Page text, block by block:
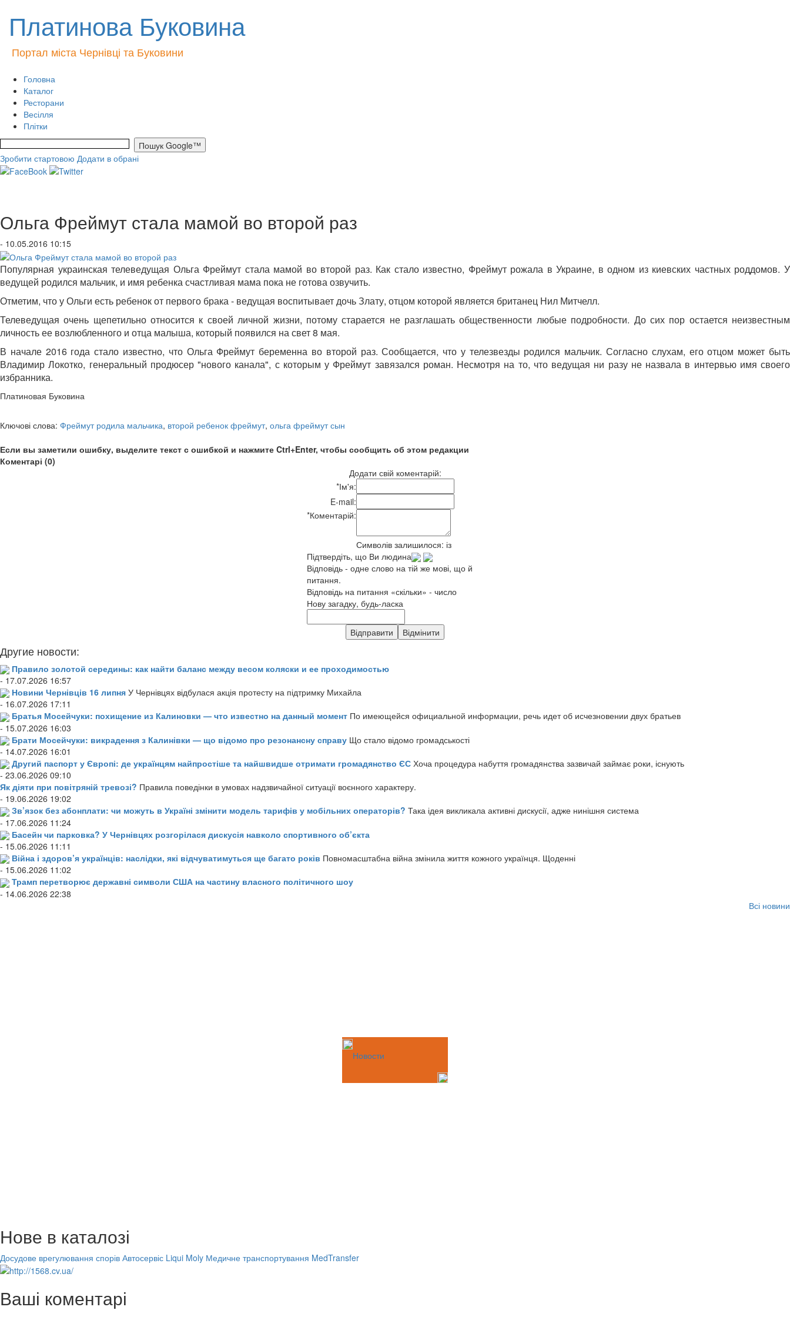
Платинова Буковина
Портал міста Чернівці та Буковини
Головна
Каталог
Ресторани
Весілля
Плітки
Зробити стартовою Додати в обрані
Ольга Фреймут стала мамой во второй раз
- 10.05.2016 10:15
Популярная украинская телеведущая Ольга Фреймут стала мамой во второй раз. Как стало известно, Фреймут рожала в Украине, в одном из киевских частных роддомов. У
ведущей родился мальчик, и имя ребенка счастливая мама пока не готова озвучить.
Отметим, что у Ольги есть ребенок от первого брака - ведущая воспитывает дочь Злату, отцом которой является британец Нил Митчелл.
Телеведущая очень щепетильно относится к своей личной жизни, потому старается не разглашать общественности любые подробности. До сих пор остается неизвестным
личность ее возлюбленного и отца малыша, который появился на свет 8 мая.
В начале 2016 года стало известно, что Ольга Фреймут беременна во второй раз. Сообщается, что у телезвезды родился мальчик. Согласно слухам, его отцом может быть
Владимир Локотко, генеральный продюсер "нового канала", с которым у Фреймут завязался роман. Несмотря на то, что ведущая ни разу не назвала в интервью имя своего
избранника.
Платиновая Буковина
Ключові слова: Фреймут родила мальчика, второй ребенок фреймут, ольга фреймут сын
Если вы заметили ошибку, выделите текст с ошибкой и нажмите Ctrl+Enter, чтобы сообщить об этом редакции
Коментарі (0)
Додати свій коментарій:
*Ім'я:
E-mail:
*Коментарій:
Символів залишилося: із
Підтвердіть, що Ви людина
Відповідь - одне слово на тій же мові, що й
питання.
Відповідь на питання «скільки» - число
Нову загадку, будь-ласка
Другие новости:
Правило золотой середины: как найти баланс между весом коляски и ее проходимостью
- 17.07.2026 16:57
Новини Чернівців 16 липня У Чернівцях відбулася акція протесту на підтримку Михайла
- 16.07.2026 17:11
Братья Мосейчуки: похищение из Калиновки — что известно на данный момент По имеющейся официальной информации, речь идет об исчезновении двух братьев
- 15.07.2026 16:03
Брати Мосейчуки: викрадення з Калинівки — що відомо про резонансну справу Що стало відомо громадськості
- 14.07.2026 16:01
Другий паспорт у Європі: де українцям найпростіше та найшвидше отримати громадянство ЄС Хоча процедура набуття громадянства зазвичай займає роки, існують
- 23.06.2026 09:10
Як діяти при повітряній тревозі? Правила поведінки в умовах надзвичайної ситуації воєнного характеру.
- 19.06.2026 19:02
Зв’язок без абонплати: чи можуть в Україні змінити модель тарифів у мобільних операторів? Така ідея викликала активні дискусії, адже нинішня система
- 17.06.2026 11:24
Басейн чи парковка? У Чернівцях розгорілася дискусія навколо спортивного об’єкта
- 15.06.2026 11:11
Війна і здоров’я українців: наслідки, які відчуватимуться ще багато років Повномасштабна війна змінила життя кожного українця. Щоденні
- 15.06.2026 11:02
Трамп перетворює державні символи США на частину власного політичного шоу
- 14.06.2026 22:38
Всі новини
Новости
Нове в каталозі
Досудове врегулювання спорів Автосервіс Liqui Moly Медичне транспортування MedTransfer
Ваші коментарі